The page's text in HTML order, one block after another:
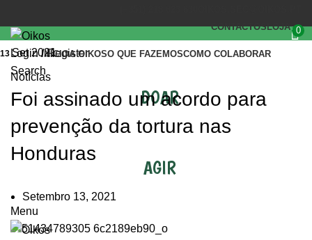
CONTACTOSLOJA 0
Login / Register
Search
INÍCIOA OIKOSO QUE FAZEMOSCOMO COLABORAR
DOAR
AGIR
Menu
Notícias
Foi assinado um acordo para
prevenção da tortura nas
Honduras
Setembro 13, 2021
13 Set 2021